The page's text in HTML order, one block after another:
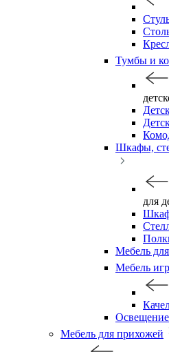
Тумбы и
Шкафы,
для
Мебель
Мебель
Освещение
Мебель для прихожей